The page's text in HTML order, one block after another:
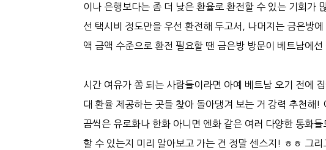
이나 은행보다는 좀 더 낮은 환율로 환전할 수 있는 기회가
선 택시비 정도만을 우선 환전해 두고서, 나머지는 금은방
액 금액 수준으로 환전 필요할 땐 금은방 방문이 베트남에선
시간 여유가 쫌 되는 사람들이라면 아예 베트남 오기 전에
대 환율 제공하는 곳들 찾아 돌아댕겨 보는 거 강력 추천해
끔씩은 유로화나 한화 아니면 엔화 같은 여러 다양한 통화
할 수 있는지 미리 알아보고 가는 건 정말 센스지! ㅎㅎ 그